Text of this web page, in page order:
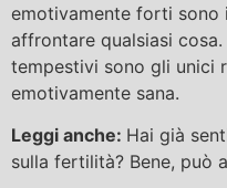
emotivamente forti sono
affrontare qualsiasi
tempestivi sono gli unici
emotivamente sana.
Leggi anche: Hai già
sulla fertilità? Bene, può